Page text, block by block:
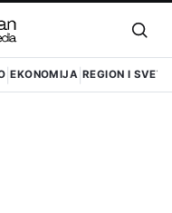
EKONOMIJA REGION I SVET